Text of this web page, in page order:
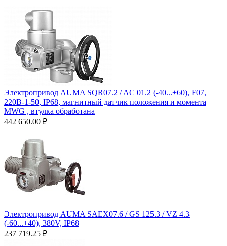
Электропривод AUMA SQR07.2 / AC 01.2 (-40...+60), F07,
220B-1-50, IP68, магнитный датчик положения и момента
MWG , втулка обработана
442 650.00 ₽
Электропривод AUMA SAEX07.6 / GS 125.3 / VZ 4.3
(-60...+40), 380V, IP68
237 719.25 ₽